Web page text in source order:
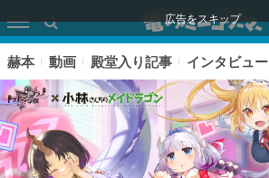
広告をスキップ
赫本 動画 殿堂入り記事 インタビュー